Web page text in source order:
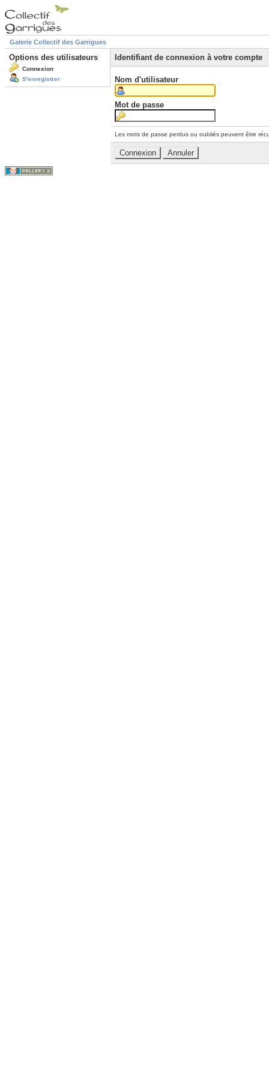
Galerie Collectif des Garrigues
Options des utilisateurs
Connexion
S'enregistrer
Identifiant de connexion à votre compte
Nom d'utilisateur
Mot de passe
Les mots de passe perdus ou oubliés peuvent être